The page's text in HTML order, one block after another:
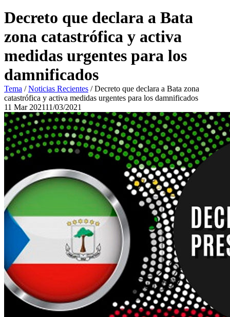
Decreto que declara a Bata
zona catastrófica y activa
medidas urgentes para los
damnificados
Tema /Noticias Recientes /Decreto que declara a Bata zona
catastrófica y activa medidas urgentes para los damnificados
11 Mar 202111/03/2021